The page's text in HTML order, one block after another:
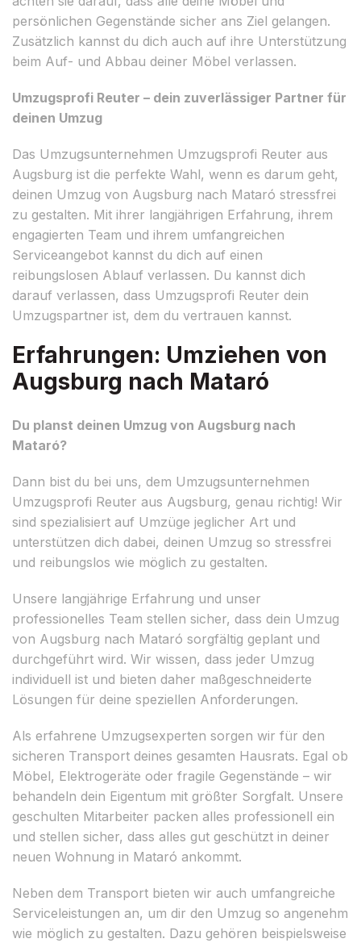
persönlichen Gegenstände sicher ans Ziel gelangen.
Zusätzlich kannst du dich auch auf ihre Unterstützung
beim Auf- und Abbau deiner Möbel verlassen.
Umzugsprofi Reuter – dein zuverlässiger Partner für
deinen Umzug
Das Umzugsunternehmen Umzugsprofi Reuter aus
Augsburg ist die perfekte Wahl, wenn es darum geht,
deinen Umzug von Augsburg nach Mataró stressfrei
zu gestalten. Mit ihrer langjährigen Erfahrung, ihrem
engagierten Team und ihrem umfangreichen
Serviceangebot kannst du dich auf einen
reibungslosen Ablauf verlassen. Du kannst dich
darauf verlassen, dass Umzugsprofi Reuter dein
Umzugspartner ist, dem du vertrauen kannst.
Erfahrungen: Umziehen von
Augsburg nach Mataró
Du planst deinen Umzug von Augsburg nach
Mataró?
Dann bist du bei uns, dem Umzugsunternehmen
Umzugsprofi Reuter aus Augsburg, genau richtig! Wir
sind spezialisiert auf Umzüge jeglicher Art und
unterstützen dich dabei, deinen Umzug so stressfrei
und reibungslos wie möglich zu gestalten.
Unsere langjährige Erfahrung und unser
professionelles Team stellen sicher, dass dein Umzug
von Augsburg nach Mataró sorgfältig geplant und
durchgeführt wird. Wir wissen, dass jeder Umzug
individuell ist und bieten daher maßgeschneiderte
Lösungen für deine speziellen Anforderungen.
Als erfahrene Umzugsexperten sorgen wir für den
sicheren Transport deines gesamten Hausrats. Egal ob
Möbel, Elektrogeräte oder fragile Gegenstände – wir
behandeln dein Eigentum mit größter Sorgfalt. Unsere
geschulten Mitarbeiter packen alles professionell ein
und stellen sicher, dass alles gut geschützt in deiner
neuen Wohnung in Mataró ankommt.
Neben dem Transport bieten wir auch umfangreiche
Serviceleistungen an, um dir den Umzug so angenehm
wie möglich zu gestalten. Dazu gehören beispielsweise